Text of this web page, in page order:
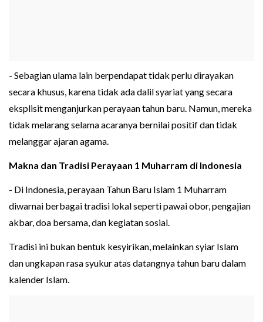
- Sebagian ulama lain berpendapat tidak perlu dirayakan
secara khusus, karena tidak ada dalil syariat yang secara
eksplisit menganjurkan perayaan tahun baru. Namun, mereka
tidak melarang selama acaranya bernilai positif dan tidak
melanggar ajaran agama.
Makna dan Tradisi Perayaan 1 Muharram di Indonesia
- Di Indonesia, perayaan Tahun Baru Islam 1 Muharram
diwarnai berbagai tradisi lokal seperti pawai obor, pengajian
akbar, doa bersama, dan kegiatan sosial.
Tradisi ini bukan bentuk kesyirikan, melainkan syiar Islam
dan ungkapan rasa syukur atas datangnya tahun baru dalam
kalender Islam.